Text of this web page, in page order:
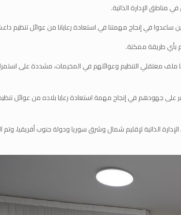
مناطق الإدارة الذاتية.
بأي طريقة ممكنة.
ملف معتقلي التنظيم وعوائلهم في المخيمات، مشددة على
على جهودهم في إنجاح مهمة استعادة رعايا بلاده من عوائل
رسمية بين الإدارة الذاتية لإقليم شمال وشرق سوريا ودولة جنوب